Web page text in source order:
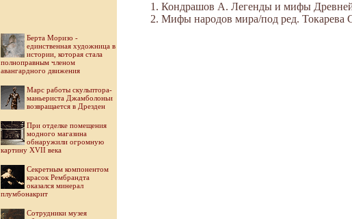
Берта Моризо -
единственная художница в
истории, которая стала
полноправным членом
авангардного движения
Марс работы скульптора-
маньериста Джамболоньи
возвращается в Дрезден
При отделке помещения
модного магазина
обнаружили огромную
картину XVII века
Секретным компонентом
красок Рембрандта
оказался минерал
плумбонакрит
Cотрудники музея
Кондрашов А. Легенды и мифы
Мифы народов мира/под ред. Токарева